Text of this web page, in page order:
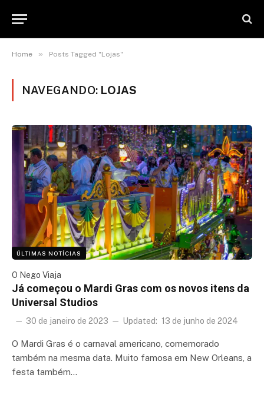
Home » Posts Tagged "Lojas"
NAVEGANDO: LOJAS
ÚLTIMAS NOTÍCIAS
O Nego Viaja
Já começou o Mardi Gras com os novos itens da
Universal Studios
30 de janeiro de 2023 Updated: 13 de junho de 2024
O Mardi Gras é o carnaval americano, comemorado
também na mesma data. Muito famosa em New Orleans, a
festa também…